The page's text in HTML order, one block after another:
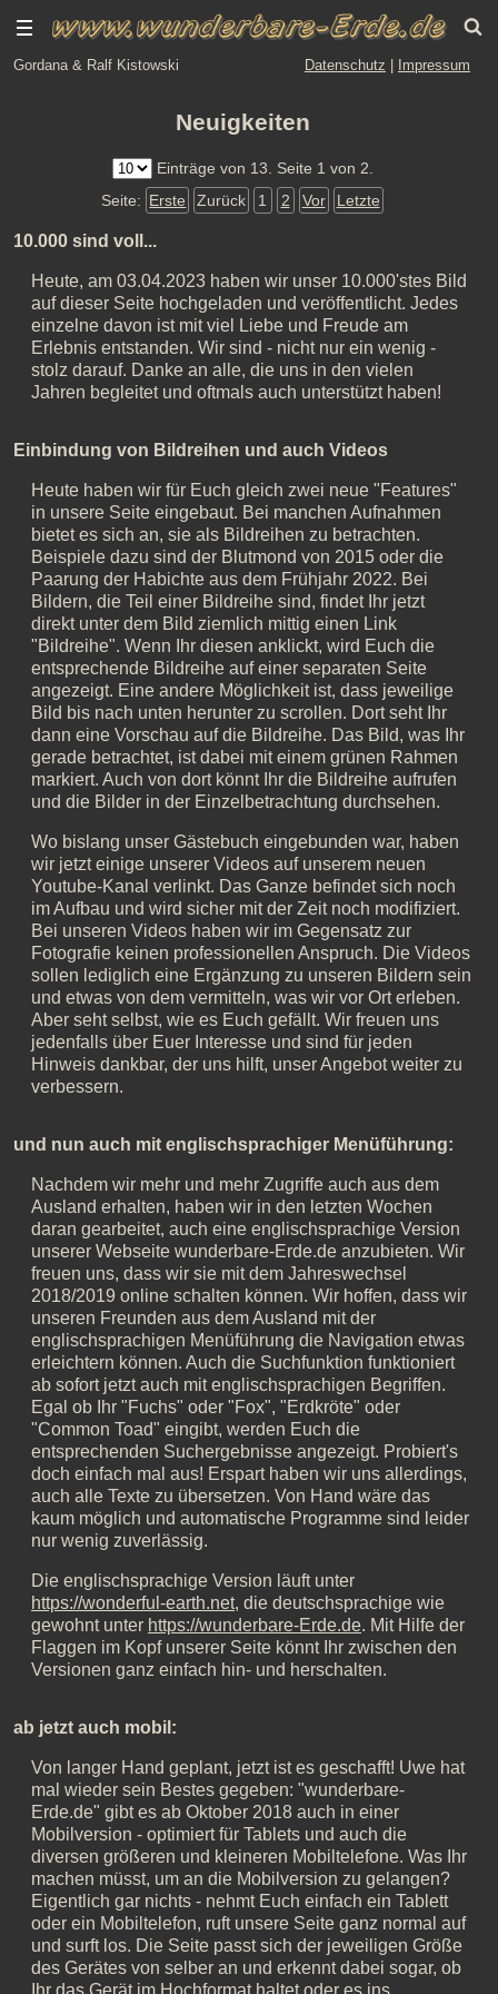
Gordana & Ralf Kistowski Datenschutz Impressum
Neuigkeiten
Einträge von 13. Seite 1 von 2.
Seite: Erste Zurück 1 2 Vor Letzte
10.000 sind voll...
Heute, am 03.04.2023 haben wir unser 10.000'stes Bild
auf dieser Seite hochgeladen und veröffentlicht. Jedes
einzelne davon ist mit viel Liebe und Freude am
Erlebnis entstanden. Wir sind - nicht nur ein wenig -
stolz darauf. Danke an alle, die uns in den vielen
Jahren begleitet und oftmals auch unterstützt haben!
Einbindung von Bildreihen und auch Videos
Heute haben wir für Euch gleich zwei neue "Features"
in unsere Seite eingebaut. Bei manchen Aufnahmen
bietet es sich an, sie als Bildreihen zu betrachten.
Beispiele dazu sind der Blutmond von 2015 oder die
Paarung der Habichte aus dem Frühjahr 2022. Bei
Bildern, die Teil einer Bildreihe sind, findet Ihr jetzt
direkt unter dem Bild ziemlich mittig einen Link
"Bildreihe". Wenn Ihr diesen anklickt, wird Euch die
entsprechende Bildreihe auf einer separaten Seite
angezeigt. Eine andere Möglichkeit ist, dass jeweilige
Bild bis nach unten herunter zu scrollen. Dort seht Ihr
dann eine Vorschau auf die Bildreihe. Das Bild, was Ihr
gerade betrachtet, ist dabei mit einem grünen Rahmen
markiert. Auch von dort könnt Ihr die Bildreihe aufrufen
und die Bilder in der Einzelbetrachtung durchsehen.
Wo bislang unser Gästebuch eingebunden war, haben
wir jetzt einige unserer Videos auf unserem neuen
Youtube-Kanal verlinkt. Das Ganze befindet sich noch
im Aufbau und wird sicher mit der Zeit noch modifiziert.
Bei unseren Videos haben wir im Gegensatz zur
Fotografie keinen professionellen Anspruch. Die Videos
sollen lediglich eine Ergänzung zu unseren Bildern sein
und etwas von dem vermitteln, was wir vor Ort erleben.
Aber seht selbst, wie es Euch gefällt. Wir freuen uns
jedenfalls über Euer Interesse und sind für jeden
Hinweis dankbar, der uns hilft, unser Angebot weiter zu
verbessern.
und nun auch mit englischsprachiger Menüführung:
Nachdem wir mehr und mehr Zugriffe auch aus dem
Ausland erhalten, haben wir in den letzten Wochen
daran gearbeitet, auch eine englischsprachige Version
unserer Webseite wunderbare-Erde.de anzubieten. Wir
freuen uns, dass wir sie mit dem Jahreswechsel
2018/2019 online schalten können. Wir hoffen, dass wir
unseren Freunden aus dem Ausland mit der
englischsprachigen Menüführung die Navigation etwas
erleichtern können. Auch die Suchfunktion funktioniert
ab sofort jetzt auch mit englischsprachigen Begriffen.
Egal ob Ihr "Fuchs" oder "Fox", "Erdkröte" oder
"Common Toad" eingibt, werden Euch die
entsprechenden Suchergebnisse angezeigt. Probiert's
doch einfach mal aus! Erspart haben wir uns allerdings,
auch alle Texte zu übersetzen. Von Hand wäre das
kaum möglich und automatische Programme sind leider
nur wenig zuverlässig.
Die englischsprachige Version läuft unter
https://wonderful-earth.net, die deutschsprachige wie
gewohnt unter https://wunderbare-Erde.de. Mit Hilfe der
Flaggen im Kopf unserer Seite könnt Ihr zwischen den
Versionen ganz einfach hin- und herschalten.
ab jetzt auch mobil:
Von langer Hand geplant, jetzt ist es geschafft! Uwe hat
mal wieder sein Bestes gegeben: "wunderbare-
Erde.de" gibt es ab Oktober 2018 auch in einer
Mobilversion - optimiert für Tablets und auch die
diversen größeren und kleineren Mobiltelefone. Was Ihr
machen müsst, um an die Mobilversion zu gelangen?
Eigentlich gar nichts - nehmt Euch einfach ein Tablett
oder ein Mobiltelefon, ruft unsere Seite ganz normal auf
und surft los. Die Seite passt sich der jeweiligen Größe
des Gerätes von selber an und erkennt dabei sogar, ob
Ihr das Gerät im Hochformat haltet oder es ins